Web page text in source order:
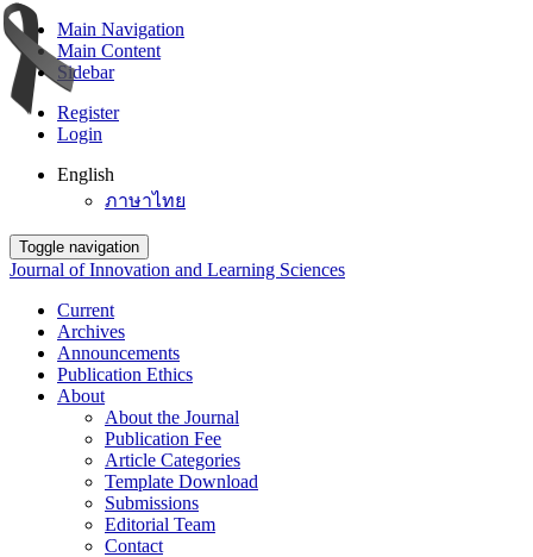
Main Navigation
Main Content
Sidebar
Register
Login
English
ภาษาไทย
Toggle navigation
Journal of Innovation and Learning Sciences
Current
Archives
Announcements
Publication Ethics
About
About the Journal
Publication Fee
Article Categories
Template Download
Submissions
Editorial Team
Contact